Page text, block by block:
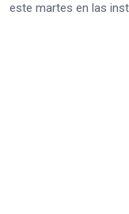
este martes en las